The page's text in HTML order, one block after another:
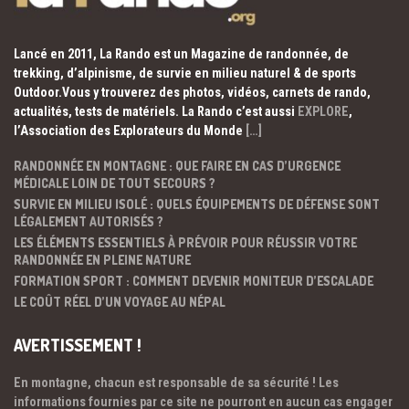
Lancé en 2011, La Rando est un Magazine de randonnée, de
trekking, d’alpinisme, de survie en milieu naturel & de sports
Outdoor.Vous y trouverez des photos, vidéos, carnets de rando,
actualités, tests de matériels. La Rando c’est aussi EXPLORE,
l’Association des Explorateurs du Monde […]
RANDONNÉE EN MONTAGNE : QUE FAIRE EN CAS D’URGENCE
MÉDICALE LOIN DE TOUT SECOURS ?
SURVIE EN MILIEU ISOLÉ : QUELS ÉQUIPEMENTS DE DÉFENSE SONT
LÉGALEMENT AUTORISÉS ?
LES ÉLÉMENTS ESSENTIELS À PRÉVOIR POUR RÉUSSIR VOTRE
RANDONNÉE EN PLEINE NATURE
FORMATION SPORT : COMMENT DEVENIR MONITEUR D’ESCALADE
LE COÛT RÉEL D’UN VOYAGE AU NÉPAL
AVERTISSEMENT !
En montagne, chacun est responsable de sa sécurité ! Les
informations fournies par ce site ne pourront en aucun cas engager